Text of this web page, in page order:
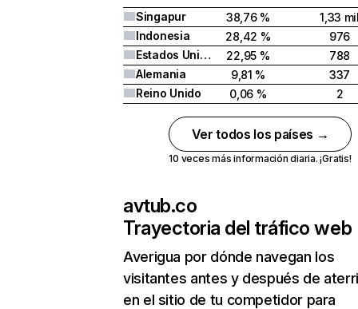
Singapur 38,76 %
1,33
Indonesia
28,42 %
976
Estados Unidos
22,95 %
788
Alemania
9,81 %
337
Reino Unido
0,06 % 2
Ver todos los países →
10 veces más información diaria. ¡Gratis!
avtub.co
Trayectoria del tráfico web
Averigua por dónde navegan los
visitantes antes y después de
en el sitio de tu competidor para